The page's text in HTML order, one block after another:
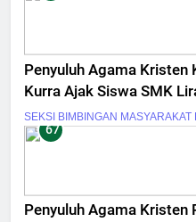
Penyuluh Agama Kristen
Kurra Ajak Siswa SMK
Motivasi Diri
SEKSI BIMBINGAN MASYARAKAT
67
Penyuluh Agama